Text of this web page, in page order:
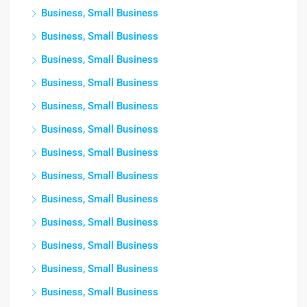
Business, Small Business
Business, Small Business
Business, Small Business
Business, Small Business
Business, Small Business
Business, Small Business
Business, Small Business
Business, Small Business
Business, Small Business
Business, Small Business
Business, Small Business
Business, Small Business
Business, Small Business